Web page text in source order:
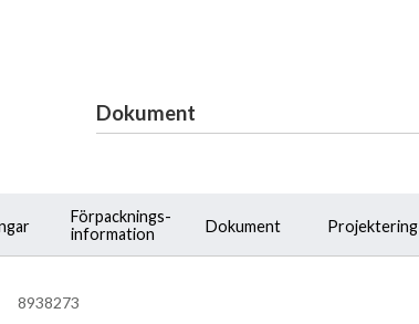
Dokument
Förpacknings-
information
Dokument Projektering
8938273